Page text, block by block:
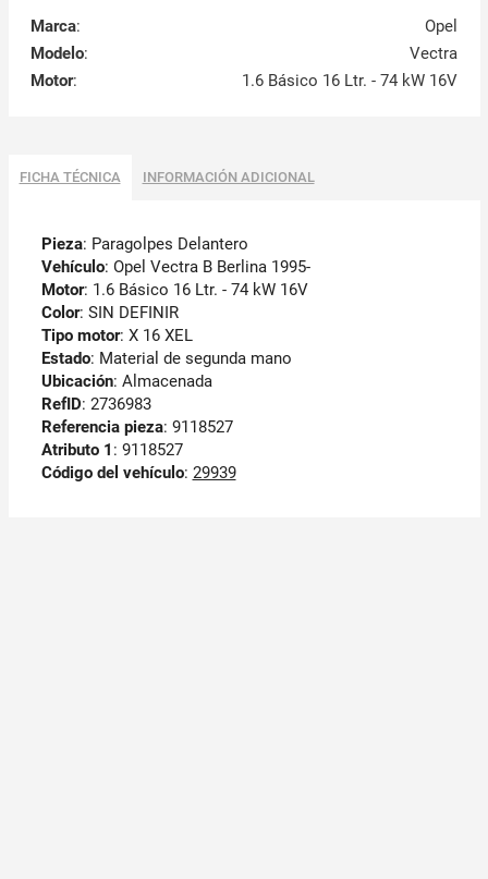
Marca:
Opel
Modelo:
Vectra
Motor: 1.6 Básico 16 Ltr. - 74 kW 16V
FICHA TÉCNICA INFORMACIÓN ADICIONAL
Pieza: Paragolpes Delantero
Vehículo: Opel Vectra B Berlina 1995-
Motor: 1.6 Básico 16 Ltr. - 74 kW 16V
Color: SIN DEFINIR
Tipo motor: X 16 XEL
Estado: Material de segunda mano
Ubicación: Almacenada
RefID: 2736983
Referencia pieza: 9118527
Atributo 1 : 9118527
Código del vehículo: 29939